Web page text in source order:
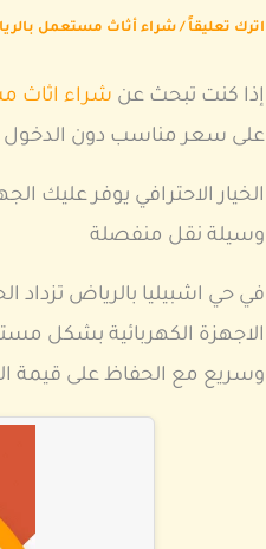
اترك تعليقاً /شراء أثاث مستعمل
إذا كنت تبحث عن شراء اثاث
على سعر مناسب دون الدخول
الخيار الاحترافي يوفر عليك
وسيلة نقل منفصلة
في حي اشبيليا بالرياض تزداد
الاجهزة الكهربائية بشكل
وسريع مع الحفاظ على قيمة